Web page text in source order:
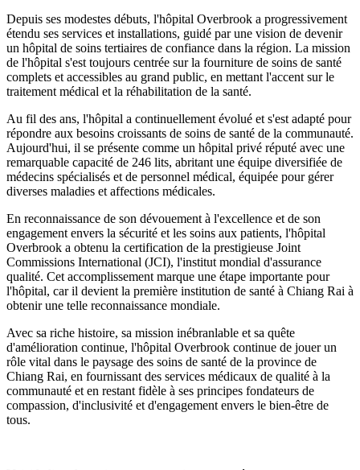
Depuis ses modestes débuts, l'hôpital Overbrook a progressivement
étendu ses services et installations, guidé par une vision de devenir
un hôpital de soins tertiaires de confiance dans la région. La mission
de l'hôpital s'est toujours centrée sur la fourniture de soins de santé
complets et accessibles au grand public, en mettant l'accent sur le
traitement médical et la réhabilitation de la santé.
Au fil des ans, l'hôpital a continuellement évolué et s'est adapté pour
répondre aux besoins croissants de soins de santé de la communauté.
Aujourd'hui, il se présente comme un hôpital privé réputé avec une
remarquable capacité de 246 lits, abritant une équipe diversifiée de
médecins spécialisés et de personnel médical, équipée pour gérer
diverses maladies et affections médicales.
En reconnaissance de son dévouement à l'excellence et de son
engagement envers la sécurité et les soins aux patients, l'hôpital
Overbrook a obtenu la certification de la prestigieuse Joint
Commissions International (JCI), l'institut mondial d'assurance
qualité. Cet accomplissement marque une étape importante pour
l'hôpital, car il devient la première institution de santé à Chiang Rai à
obtenir une telle reconnaissance mondiale.
Avec sa riche histoire, sa mission inébranlable et sa quête
d'amélioration continue, l'hôpital Overbrook continue de jouer un
rôle vital dans le paysage des soins de santé de la province de
Chiang Rai, en fournissant des services médicaux de qualité à la
communauté et en restant fidèle à ses principes fondateurs de
compassion, d'inclusivité et d'engagement envers le bien-être de
tous.